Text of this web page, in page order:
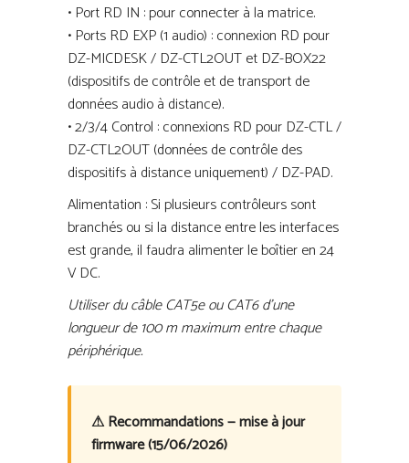
• Port RD IN : pour connecter à la matrice.
• Ports RD EXP (1 audio) : connexion RD pour
DZ-MICDESK / DZ-CTL2OUT et DZ-BOX22
(dispositifs de contrôle et de transport de
données audio à distance).
• 2/3/4 Control : connexions RD pour DZ-CTL /
DZ-CTL2OUT (données de contrôle des
dispositifs à distance uniquement) / DZ-PAD.
Alimentation : Si plusieurs contrôleurs sont
branchés ou si la distance entre les interfaces
est grande, il faudra alimenter le boîtier en 24
V DC.
Utiliser du câble CAT5e ou CAT6 d’une
longueur de 100 m maximum entre chaque
périphérique.
⚠ Recommandations — mise à jour
firmware (15/06/2026)